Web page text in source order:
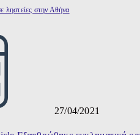
ληστείες στην Αθήνα
27/04/2021